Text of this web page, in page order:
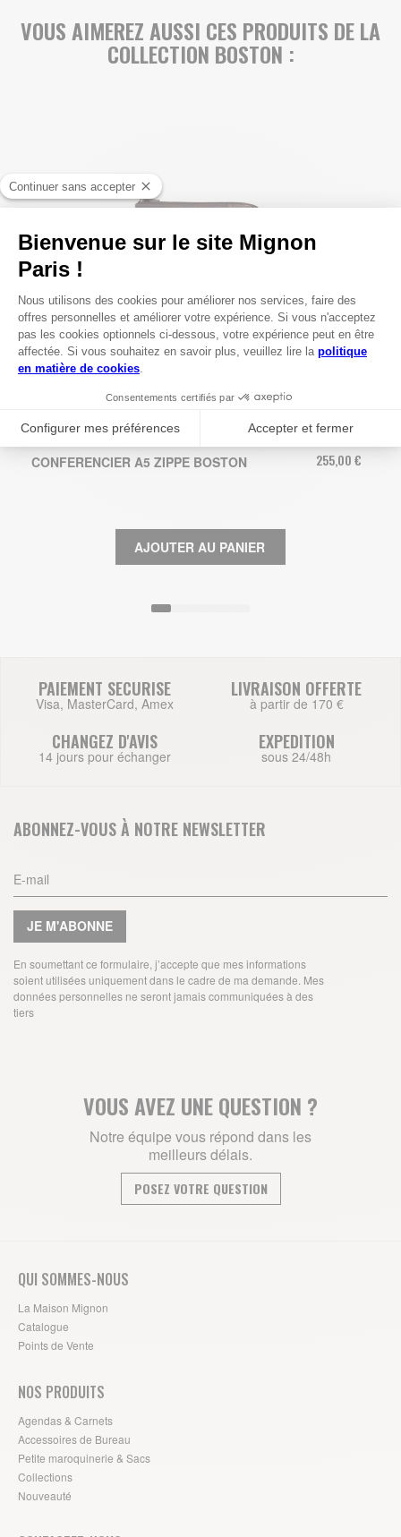
VOUS AIMEREZ AUSSI CES PRODUITS DE LA
COLLECTION BOSTON :
CONFERENCIER A5 ZIPPE BOSTON 255,00 €
AJOUTER AU PANIER
PAIEMENT SECURISE
Visa, MasterCard, Amex
LIVRAISON OFFERTE
à partir de 170 €
CHANGEZ D'AVIS
14 jours pour échanger
EXPEDITION
sous 24/48h
ABONNEZ-VOUS À NOTRE NEWSLETTER
JE M'ABONNE
En soumettant ce formulaire, j’accepte que mes informations
soient utilisées uniquement dans le cadre de ma demande. Mes
données personnelles ne seront jamais communiquées à des
tiers
VOUS AVEZ UNE QUESTION ?
Notre équipe vous répond dans les
meilleurs délais.
POSEZ VOTRE QUESTION
QUI SOMMES-NOUS
La Maison Mignon
Catalogue
Points de Vente
NOS PRODUITS
Agendas & Carnets
Accessoires de Bureau
Petite maroquinerie & Sacs
Collections
Nouveauté